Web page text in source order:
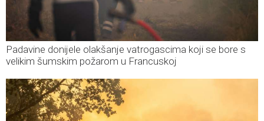
Padavine donijele olakšanje vatrogascima koji se bore s
velikim šumskim požarom u Francuskoj